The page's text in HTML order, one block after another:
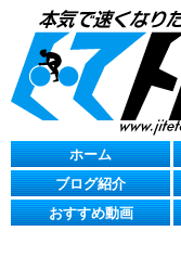
ホーム
ブログ紹介
おすすめ動画